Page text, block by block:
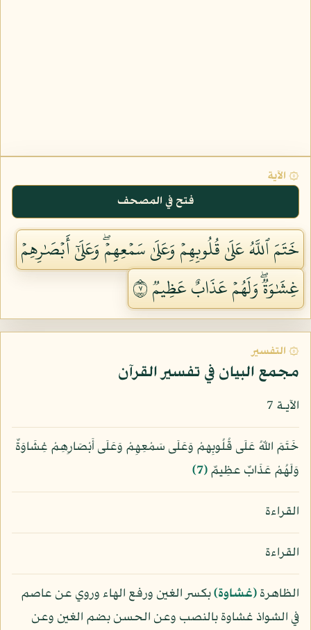
۞ الآية
فتح في المصحف
خَتَمَ ٱللَّهُ عَلَىٰ قُلُوبِهِمۡ وَعَلَىٰ سَمۡعِهِمۡۖ وَعَلَىٰٓ أَبۡصَٰرِهِمۡ
غِشَٰوَةٞۖ وَلَهُمۡ عَذَابٌ عَظِيمٞ ٧
۞ التفسير
مجمع البيان في تفسير القرآن
الآيـة 7
خَتَمَ اللّهُ عَلَى قُلُوبِهمْ وَعَلَى سَمْعِهِمْ وَعَلَى أَبْصَارِهِمْ غِشَاوَةٌ
وَلَهُمْ عَذَابٌ عظِيمٌ﴿7﴾
القراءة
القراءة
الظاهرة﴿غشاوة﴾بكسر الغين ورفع الهاء وروي عن عاصم
في الشواذ غشاوة بالنصب وعن الحسن بضم الغين وعن